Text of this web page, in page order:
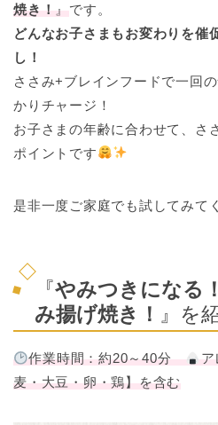
焼き！ 』 です。
どんなお子さまもお変わりを催
し！
ささみ+ブレインフードで一回
かりチャージ！
お子さまの年齢に合わせて、さ
ポイントです
是非一度ご家庭でも試してみて
『やみつきになる
み揚げ焼き！ 』を
作業時間：約20～40分
麦・大豆・卵・鶏】を含む